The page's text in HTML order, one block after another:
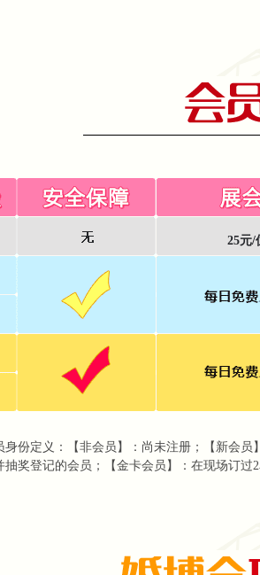
25元/
身份定义：【非会员】：尚未注册；【新会
抽奖登记的会员；【金卡会员】：在现场订过2